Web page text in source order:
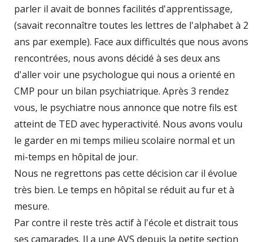
parler il avait de bonnes facilités d'apprentissage,
(savait reconnaître toutes les lettres de l'alphabet à 2
ans par exemple). Face aux difficultés que nous avons
rencontrées, nous avons décidé à ses deux ans
d'aller voir une psychologue qui nous a orienté en
CMP pour un bilan psychiatrique. Après 3 rendez
vous, le psychiatre nous annonce que notre fils est
atteint de TED avec hyperactivité. Nous avons voulu
le garder en mi temps milieu scolaire normal et un
mi-temps en hôpital de jour.
Nous ne regrettons pas cette décision car il évolue
très bien. Le temps en hôpital se réduit au fur et à
mesure.
Par contre il reste très actif à l'école et distrait tous
ses camarades. Il a une AVS depuis la petite section